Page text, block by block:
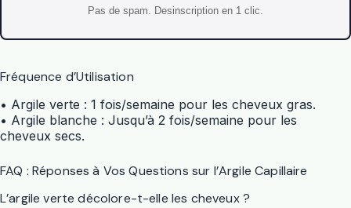
Pas de spam. Desinscription en 1 clic.
Fréquence d’Utilisation
• Argile verte : 1 fois/semaine pour les cheveux gras.
• Argile blanche : Jusqu’à 2 fois/semaine pour les
cheveux secs.
FAQ : Réponses à Vos Questions sur l’Argile Capillaire
L’argile verte décolore-t-elle les cheveux ?